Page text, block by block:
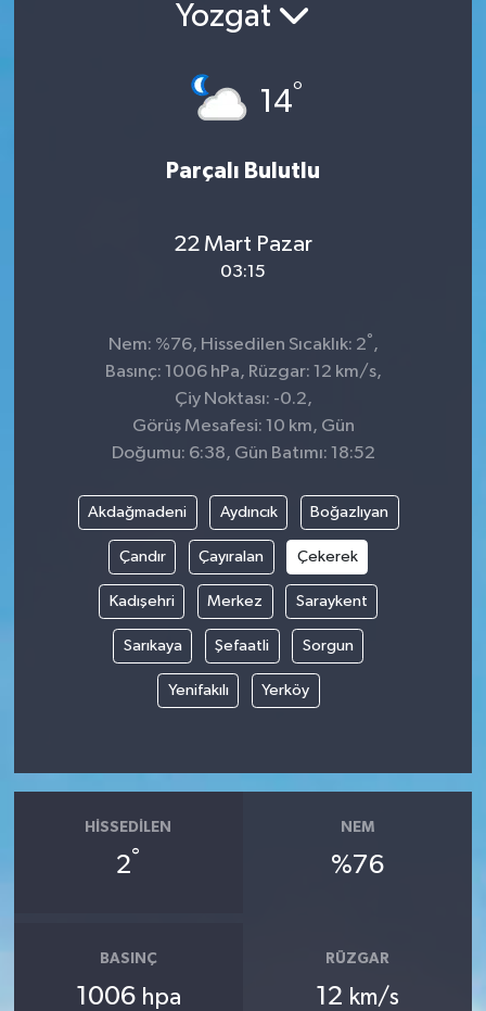
Yozgat
14°
Parçalı Bulutlu
22 Mart Pazar
03:15
Nem: %76, Hissedilen Sıcaklık: 2° ,
Basınç: 1006 hPa, Rüzgar: 12 km/s,
Çiy Noktası: -0.2,
Görüş Mesafesi: 10 km, Gün
Doğumu: 6:38, Gün Batımı: 18:52
Akdağmadeni Aydıncık Boğazlıyan
Çandır Çayıralan Çekerek
Kadışehri Merkez Saraykent
Sarıkaya Şefaatli Sorgun
Yenifakılı Yerköy
HISSEDILEN
2°
NEM
%76
BASINÇ
1006 hpa
RÜZGAR
12 km/s